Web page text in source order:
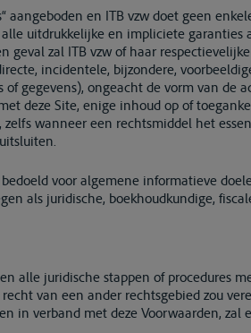
aangeboden en ITB vzw doet geen
uitdrukkelijke en impliciete
zal ITB vzw of haar
incidentele, bijzondere,
of gegevens), ongeacht de vorm van
deze Site, enige inhoud op of
wanneer een rechtsmiddel het
voor algemene informatieve
als juridische, boekhoudkundige,
alle juridische stappen of procedures
van een ander rechtsgebied zou
verband met deze Voorwaarden, zal